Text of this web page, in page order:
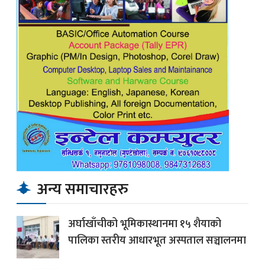
अन्य समाचारहरु
अर्घाखाँचीको भूमिकास्थानमा १५ शैयाको
पालिका स्तरीय आधारभूत अस्पताल सञ्चालनमा